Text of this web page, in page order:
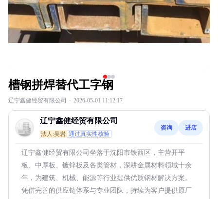
槽钢拼焊替代工字钢
辽宁鑫健经贸有限公司 · 2026-05-01 11:12:17
辽宁鑫健经贸有限公司
法人:吴岩 通过真实性核验
咨询 进店
辽宁鑫健经贸有限公司坐落于沈阳市铁西区，主营开平
板、中厚板、镀锌板及各类管材，深耕金属材料领域十余
年，为建筑、机械、能源等行业提供优质钢材解决方案。
凭借完善的供应链体系与专业团队，持续为客户提供原厂